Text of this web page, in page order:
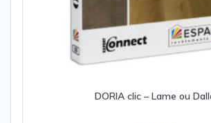
DORIA clic – Lame ou